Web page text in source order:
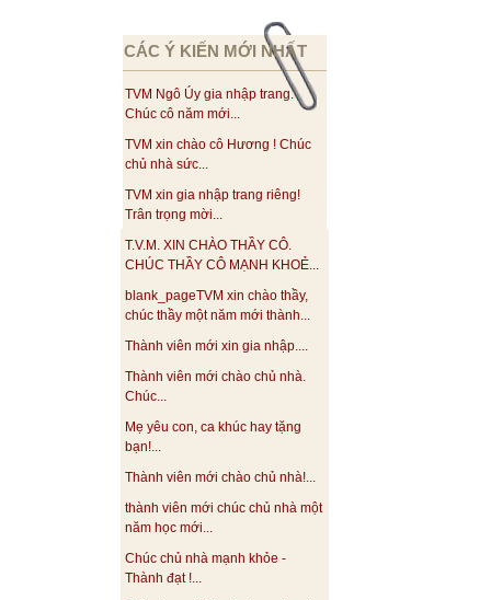
CÁC Ý KIẾN MỚI NHẤT
TVM Ngô Úy gia nhập trang.
Chúc cô năm mới...
TVM xin chào cô Hương ! Chúc
chủ nhà sức...
TVM xin gia nhập trang riêng!
Trân trọng mời...
T.V.M. XIN CHÀO THẦY CÔ.
CHÚC THẦY CÔ MẠNH KHOẺ...
blank_pageTVM xin chào thầy,
chúc thầy một năm mới thành...
Thành viên mới xin gia nhập....
Thành viên mới chào chủ nhà.
Chúc...
Mẹ yêu con, ca khúc hay tặng
bạn!...
Thành viên mới chào chủ nhà!...
thành viên mới chúc chủ nhà một
năm học mới...
Chúc chủ nhà mạnh khỏe -
Thành đạt !...